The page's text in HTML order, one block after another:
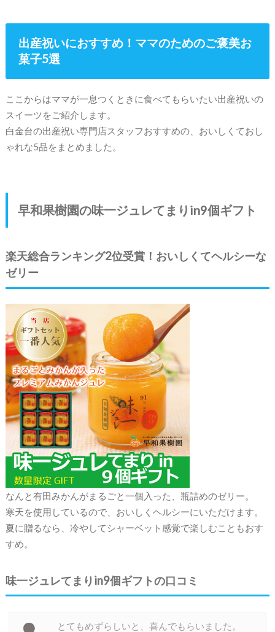
出産祝いにおすすめ！ママのためのご褒美お
菓子5選
ここからはママが一息つくときに食べてもらいたい出産祝いの
スイーツをご紹介します。
白金台の出産祝い専門店スタッフおすすめの、おいしくておし
ゃれな5品をまとめました。
早和果樹園の味一ジュレてまりin9個ギフト
楽天総合ランキング2位受賞！おいしくてヘルシーな
ゼリー
なんと有田みかんがまるごと一個入った、瓶詰めのゼリー。
寒天を使用しているので、おいしくヘルシーにいただけます。
夏に贈るなら、冷やしてシャーベット感覚で楽しむこともおす
すめ。
味一ジュレてまりin9個ギフトの口コミ
とてもめずらしいと、喜んでもらいました。